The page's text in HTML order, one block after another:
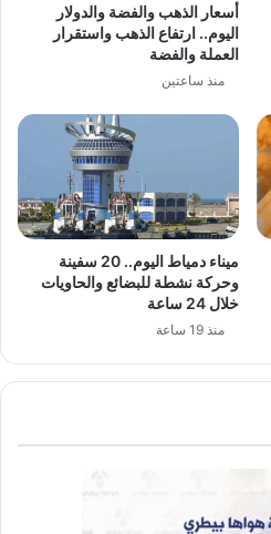
أسعار الذهب والفضة والدولار
اليوم.. ارتفاع الذهب واستقرار
العملة والفضة
منذ ساعتين
ميناء دمياط اليوم.. 20 سفينة
وحركة نشطة للبضائع والحاويات
خلال 24 ساعة
منذ 19 ساعة